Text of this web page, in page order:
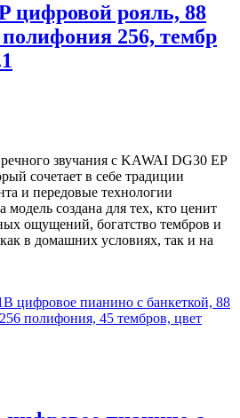
цифровой рояль, 88
256, тембр
звучания с KAWAI DG30 EP
сочетает в себе традиции
и передовые технологии
создана для тех, кто ценит
ощущений, богатство тембров и
в домашних условиях, так и на